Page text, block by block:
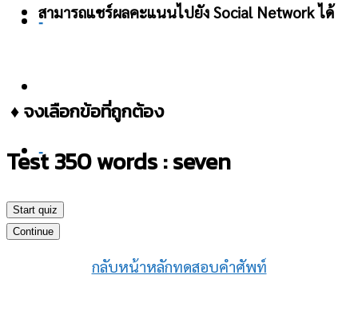
-
-
สามารถแชร์ผลคะแนนไปยัง Social Network ได้
♦ จงเลือกข้อที่ถูกต้อง
Test 350 words : seven
Start quiz
Continue
กลับหน้าหลักทดสอบคำศัพท์